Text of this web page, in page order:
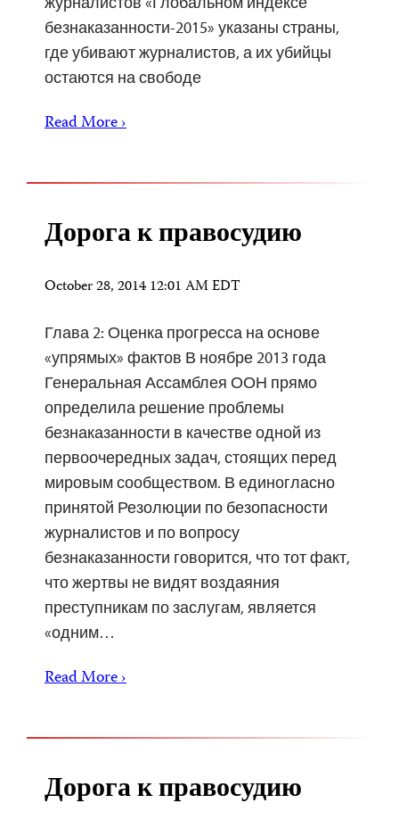
безнаказанности-2015» указаны страны,
где убивают журналистов, а их убийцы
остаются на свободе
Read More ›
Дорога к правосудию
October 28, 2014 12:01 AM EDT
Глава 2: Оценка прогресса на основе
«упрямых» фактов В ноябре 2013 года
Генеральная Ассамблея ООН прямо
определила решение проблемы
безнаказанности в качестве одной из
первоочередных задач, стоящих перед
мировым сообществом. В единогласно
принятой Резолюции по безопасности
журналистов и по вопросу
безнаказанности говорится, что тот факт,
что жертвы не видят воздаяния
преступникам по заслугам, является
«одним…
Read More ›
Дорога к правосудию